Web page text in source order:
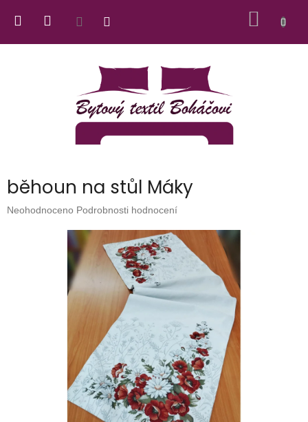
běhoun na stůl Máky
Průměrné
Neohodnoceno Podrobnosti hodnocení